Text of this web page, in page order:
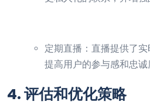
定期直播：直播提供了
提高用户的参与感和忠诚
4. 评估和优化策略